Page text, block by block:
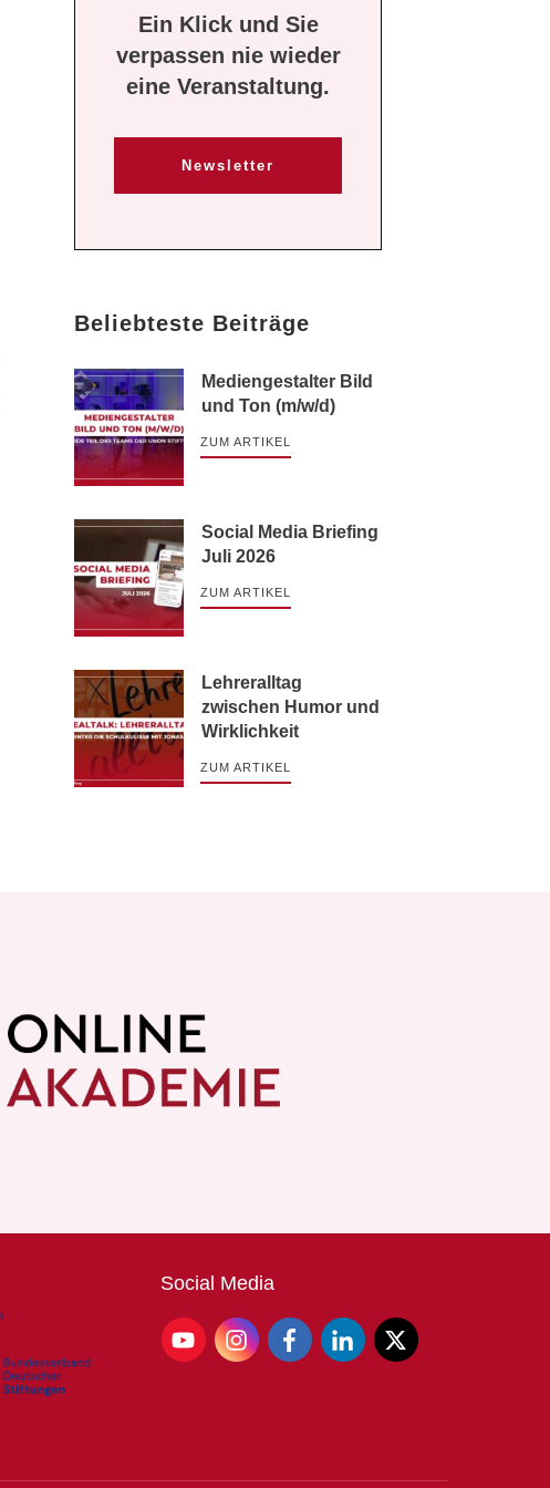
Ein Klick und Sie
verpassen nie wieder
eine Veranstaltung.
Newsletter
Beliebteste Beiträge
Mediengestalter Bild
und Ton (m/w/d)
ZUM ARTIKEL
Social Media Briefing
Juli 2026
ZUM ARTIKEL
Lehreralltag
zwischen Humor und
Wirklichkeit
ZUM ARTIKEL
Social Media